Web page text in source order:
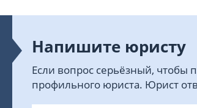
Напишите юристу
Если вопрос серьёзный, чтобы
профильного юриста. Юрист